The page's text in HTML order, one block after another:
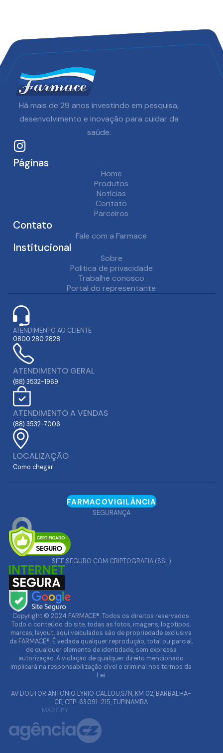
Há mais de29 anos investindo em pesquisa,
desenvolvimento e inovação para cuidar da
saúde.
Páginas
Home
Produtos
Notícias
Contato
Parceiros
Contato
Fale com a Farmace
Institucional
Sobre
Politica de privacidade
Trabalhe conosco
Portal do representante
ATENDIMENTO AO CLIENTE
0800 280 2828
ATENDIMENTO GERAL
(88) 3532-1969
ATENDIMENTO A VENDAS
(88) 3532-7006
LOCALIZAÇÃO
Como chegar
FARMACOVIGILÂNCIA
SEGURANÇA
SITE SEGURO COM CRIPTOGRAFIA (SSL)
Copyright © 2024 FARMACE®. Todos os direitos reservados.
Todo o conteúdo do site, todas as fotos, imagens, logotipos,
marcas, layout, aqui veiculados são de propriedade exclusiva
da FARMACE®. É vedada qualquer reprodução, total ou parcial,
de qualquer elemento de identidade, sem expressa
autorização. A violação de qualquer direito mencionado
implicará na responsabilização cível e criminal nos termos da
Lei.
AV DOUTOR ANTONIO LYRIO CALLOU,S/N, KM 02, BARBALHA-
CE, CEP: 63.091-215, TUPINAMBA